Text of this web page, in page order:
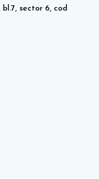
bl.7, sector 6, cod